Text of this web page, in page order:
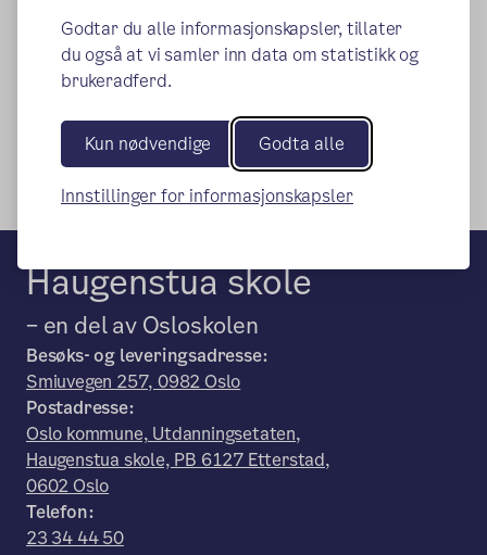
Godtar du alle informasjonskapsler, tillater
du også at vi samler inn data om statistikk og
brukeradferd.
Kun nødvendige Godta alle
Innstillinger for informasjonskapsler
Jobb på Haugenstua
Haugenstua skole
– en del av Osloskolen
Besøks- og leveringsadresse:
Smiuvegen 257, 0982 Oslo
Postadresse:
Oslo kommune, Utdanningsetaten,
Haugenstua skole, PB 6127 Etterstad,
0602 Oslo
Telefon:
23 34 44 50